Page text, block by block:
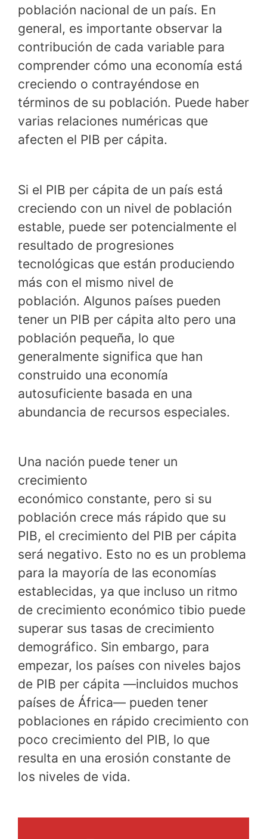
población nacional de un país. En
general, es importante observar la
contribución de cada variable para
comprender cómo una economía está
creciendo o contrayéndose en
términos de su población. Puede haber
varias relaciones numéricas que
afecten el PIB per cápita.
Si el PIB per cápita de un país está
creciendo con un nivel de población
estable, puede ser potencialmente el
resultado de progresiones
tecnológicas que están produciendo
más con el mismo nivel de
población. Algunos países pueden
tener un PIB per cápita alto pero una
población pequeña, lo que
generalmente significa que han
construido una economía
autosuficiente basada en una
abundancia de recursos especiales.
Una nación puede tener un
crecimiento
económico constante, pero si su
población crece más rápido que su
PIB, el crecimiento del PIB per cápita
será negativo. Esto no es un problema
para la mayoría de las economías
establecidas, ya que incluso un ritmo
de crecimiento económico tibio puede
superar sus tasas de crecimiento
demográfico. Sin embargo, para
empezar, los países con niveles bajos
de PIB per cápita —incluidos muchos
países de África— pueden tener
poblaciones en rápido crecimiento con
poco crecimiento del PIB, lo que
resulta en una erosión constante de
los niveles de vida.